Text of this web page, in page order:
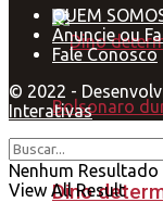
Dino
QUEM
Anuncie ou
Fale Conosco
© 2022 -
Interativas
Nenhum Resultado
View All Result